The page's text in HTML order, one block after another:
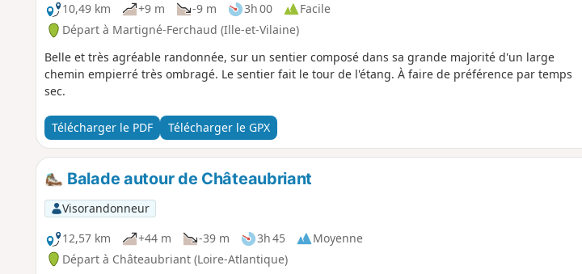
10,49 km
+9 m -9 m 3h 00
Facile
Départ à Martigné-Ferchaud (Ille-et-Vilaine)
Belle et très agréable randonnée, sur un sentier composé dans sa grande majorité d'un large
chemin empierré très ombragé. Le sentier fait le tour de l'étang. À faire de préférence par temps
sec.
Télécharger le PDF Télécharger le GPX
Balade autour de Châteaubriant
Visorandonneur
12,57 km
+44 m -39 m 3h 45
Moyenne
Départ à Châteaubriant (Loire-Atlantique)